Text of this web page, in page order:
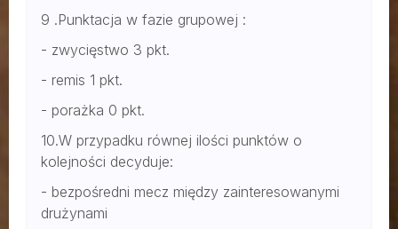
9 .Punktacja w fazie grupowej :
- zwycięstwo 3 pkt.
- remis 1 pkt.
- porażka 0 pkt.
10.W przypadku równej ilości punktów o
kolejności decyduje:
- bezpośredni mecz między zainteresowanymi
drużynami